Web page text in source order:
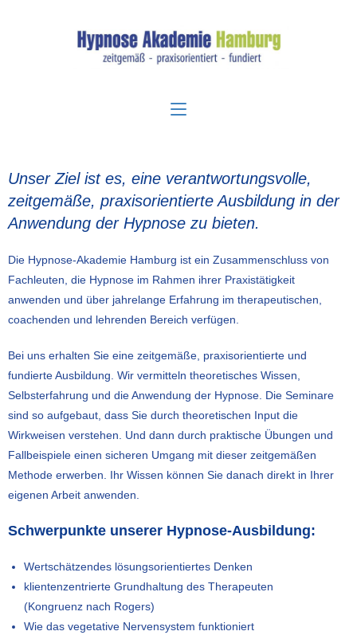
Unser Ziel ist es, eine verantwortungsvolle,
zeitgemäße, praxisorientierte Ausbildung in der
Anwendung der Hypnose zu bieten.
Die Hypnose-Akademie Hamburg ist ein Zusammenschluss von
Fachleuten, die Hypnose im Rahmen ihrer Praxistätigkeit
anwenden und über jahrelange Erfahrung im therapeutischen,
coachenden und lehrenden Bereich verfügen.
Bei uns erhalten Sie eine zeitgemäße, praxisorientierte und
fundierte Ausbildung. Wir vermitteln theoretisches Wissen,
Selbsterfahrung und die Anwendung der Hypnose. Die Seminare
sind so aufgebaut, dass Sie durch theoretischen Input die
Wirkweisen verstehen. Und dann durch praktische Übungen und
Fallbeispiele einen sicheren Umgang mit dieser zeitgemäßen
Methode erwerben. Ihr Wissen können Sie danach direkt in Ihrer
eigenen Arbeit anwenden.
Schwerpunkte unserer Hypnose-Ausbildung:
Wertschätzendes lösungsorientiertes Denken
klientenzentrierte Grundhaltung des Therapeuten
(Kongruenz nach Rogers)
Wie das vegetative Nervensystem funktioniert